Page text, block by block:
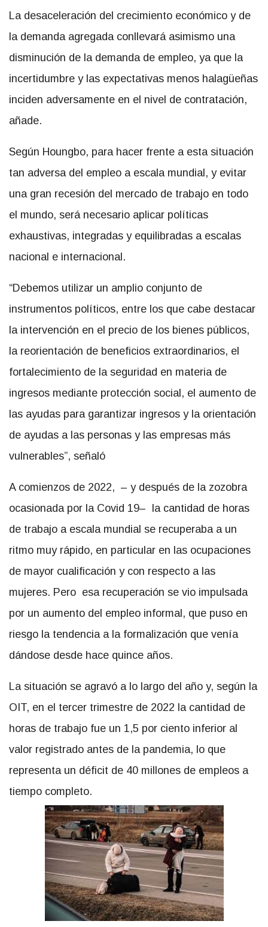
La desaceleración del crecimiento económico y de
la demanda agregada conllevará asimismo una
disminución de la demanda de empleo, ya que la
incertidumbre y las expectativas menos halagüeñas
inciden adversamente en el nivel de contratación,
añade.
Según Houngbo, para hacer frente a esta situación
tan adversa del empleo a escala mundial, y evitar
una gran recesión del mercado de trabajo en todo
el mundo, será necesario aplicar políticas
exhaustivas, integradas y equilibradas a escalas
nacional e internacional.
“Debemos utilizar un amplio conjunto de
instrumentos políticos, entre los que cabe destacar
la intervención en el precio de los bienes públicos,
la reorientación de beneficios extraordinarios, el
fortalecimiento de la seguridad en materia de
ingresos mediante protección social, el aumento de
las ayudas para garantizar ingresos y la orientación
de ayudas a las personas y las empresas más
vulnerables”, señaló
A comienzos de 2022, – y después de la zozobra
ocasionada por la Covid 19– la cantidad de horas
de trabajo a escala mundial se recuperaba a un
ritmo muy rápido, en particular en las ocupaciones
de mayor cualificación y con respecto a las
mujeres. Pero esa recuperación se vio impulsada
por un aumento del empleo informal, que puso en
riesgo la tendencia a la formalización que venía
dándose desde hace quince años.
La situación se agravó a lo largo del año y, según la
OIT, en el tercer trimestre de 2022 la cantidad de
horas de trabajo fue un 1,5 por ciento inferior al
valor registrado antes de la pandemia, lo que
representa un déficit de 40 millones de empleos a
tiempo completo.